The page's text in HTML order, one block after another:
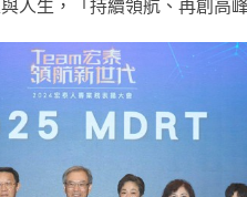
人生，「持續領航、再創高